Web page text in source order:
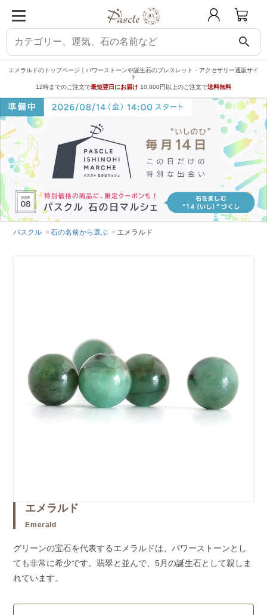
search
エメラルドのトップページ｜パワーストーンや誕生石のブレスレット・アクセサリー通販サイ
ト
12時までのご注文で最短翌日にお届け 10,000円以上のご注文で送料無料
パスクル 石の名前から選ぶ エメラルド
エメラルド
Emerald
グリーンの宝石を代表するエメラルドは、パワーストーンとし
ても非常に希少です。翡翠と並んで、5月の誕生石として親しま
れています。